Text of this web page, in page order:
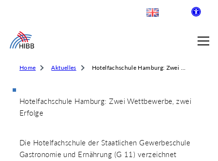
Home Aktuelles Hotelfachschule Hamburg: Zwei Wettbewerbe, zwei Erfolge
Hotelfachschule Hamburg: Zwei Wettbewerbe, zwei
Erfolge
Die Hotelfachschule der Staatlichen Gewerbeschule
Gastronomie und Ernährung (G 11) verzeichnet